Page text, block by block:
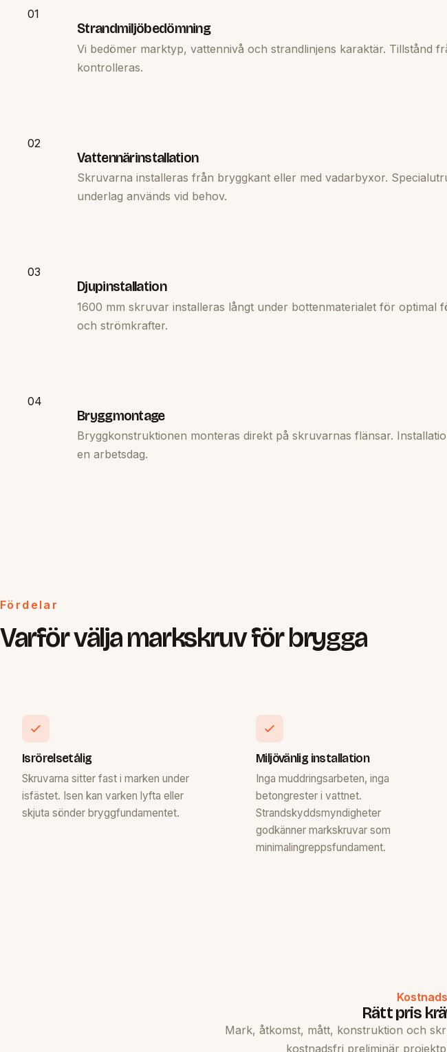
01
Strandmiljöbedömning
Vi bedömer marktyp, vattennivå och strandlinjens karaktär. Tillstånd
kontrolleras.
02
Vattennärinstallation
Skruvarna installeras från bryggkant eller med vadarbyxor.
underlag används vid behov.
03
Djupinstallation
1600 mm skruvar installeras långt under bottenmaterialet för optimal
och strömkrafter.
04
Bryggmontage
Bryggkonstruktionen monteras direkt på skruvarnas flänsar.
en arbetsdag.
Fördelar
Varför välja markskruv för brygga
Isrörelsetålig
Skruvarna sitter fast i marken under
isfästet. Isen kan varken lyfta eller
skjuta sönder bryggfundamentet.
Miljövänlig installation
Inga muddringsarbeten, inga
betongrester i vattnet.
Strandskyddsmyndigheter
godkänner markskruvar som
minimalingreppsfundament.
Rätt pris
Mark, åtkomst, mått, konstruktion och
kostnadsfri preliminär